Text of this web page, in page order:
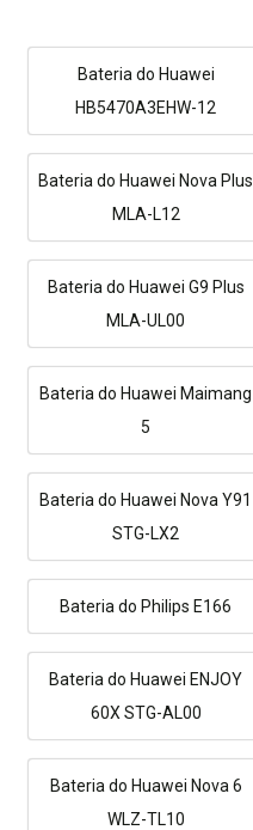
Bateria do Huawei
HB5470A3EHW-12
Bateria do Huawei Nova Plus
MLA-L12
Bateria do Huawei G9 Plus
MLA-UL00
Bateria do Huawei Maimang
5
Bateria do Huawei Nova Y91
STG-LX2
Bateria do Philips E166
Bateria do Huawei ENJOY
60X STG-AL00
Bateria do Huawei Nova 6
WLZ-TL10